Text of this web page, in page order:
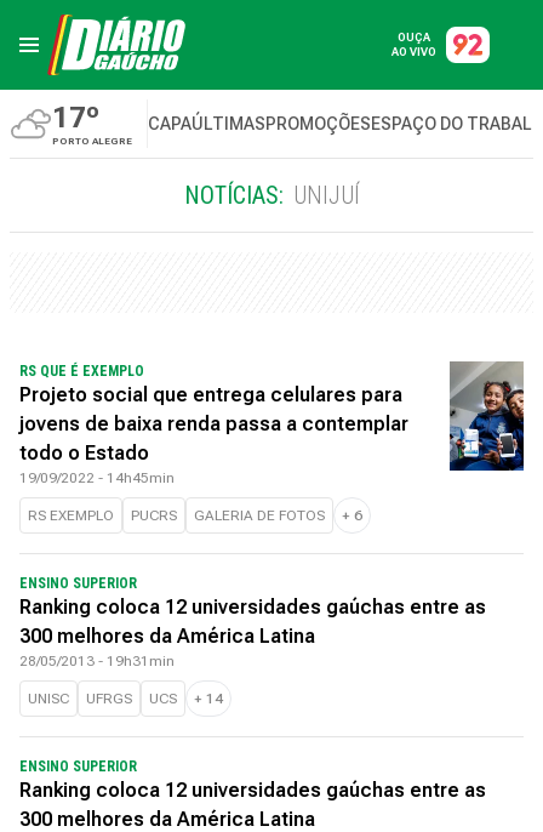
OUÇA
AO VIVO
17º
PORTO ALEGRE
CAPAÚLTIMASPROMOÇÕESESPAÇO DO
NOTÍCIAS: UNIJUÍ
RS QUE É EXEMPLO
Projeto social que entrega celulares para
jovens de baixa renda passa a contemplar
todo o Estado
19/09/2022 - 14h45min
RS EXEMPLO PUCRS GALERIA DE FOTOS + 6
ENSINO SUPERIOR
Ranking coloca 12 universidades gaúchas entre as
300 melhores da América Latina
28/05/2013 - 19h31min
UNISC UFRGS UCS + 14
ENSINO SUPERIOR
Ranking coloca 12 universidades gaúchas entre as
300 melhores da América Latina